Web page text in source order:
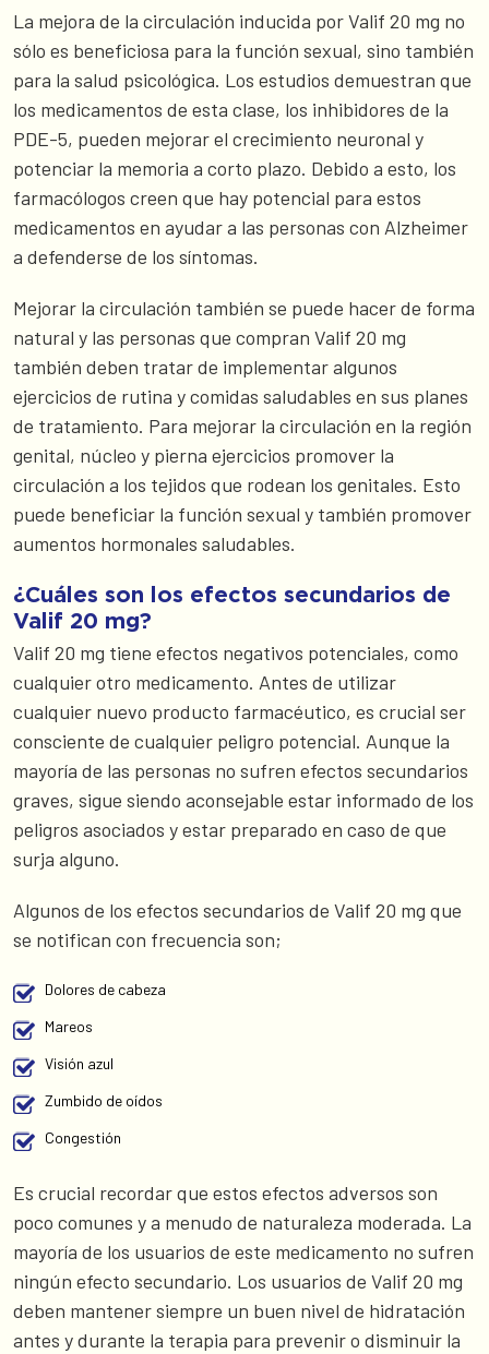
La mejora de la circulación inducida por Valif 20 mg no
sólo es beneficiosa para la función sexual, sino también
para la salud psicológica. Los estudios demuestran que
los medicamentos de esta clase, los inhibidores de la
PDE-5, pueden mejorar el crecimiento neuronal y
potenciar la memoria a corto plazo. Debido a esto, los
farmacólogos creen que hay potencial para estos
medicamentos en ayudar a las personas con Alzheimer
a defenderse de los síntomas.
Mejorar la circulación también se puede hacer de forma
natural y las personas que compran Valif 20 mg
también deben tratar de implementar algunos
ejercicios de rutina y comidas saludables en sus planes
de tratamiento. Para mejorar la circulación en la región
genital, núcleo y pierna ejercicios promover la
circulación a los tejidos que rodean los genitales. Esto
puede beneficiar la función sexual y también promover
aumentos hormonales saludables.
¿Cuáles son los efectos secundarios de
Valif 20 mg?
Valif 20 mg tiene efectos negativos potenciales, como
cualquier otro medicamento. Antes de utilizar
cualquier nuevo producto farmacéutico, es crucial ser
consciente de cualquier peligro potencial. Aunque la
mayoría de las personas no sufren efectos secundarios
graves, sigue siendo aconsejable estar informado de los
peligros asociados y estar preparado en caso de que
surja alguno.
Algunos de los efectos secundarios de Valif 20 mg que
se notifican con frecuencia son;
Dolores de cabeza
Mareos
Visión azul
Zumbido de oídos
Congestión
Es crucial recordar que estos efectos adversos son
poco comunes y a menudo de naturaleza moderada. La
mayoría de los usuarios de este medicamento no sufren
ningún efecto secundario. Los usuarios de Valif 20 mg
deben mantener siempre un buen nivel de hidratación
antes y durante la terapia para prevenir o disminuir la